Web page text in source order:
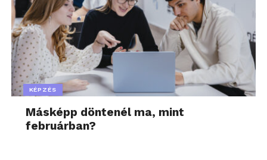
KÉPZÉS
Másképp döntenél ma, mint
februárban?